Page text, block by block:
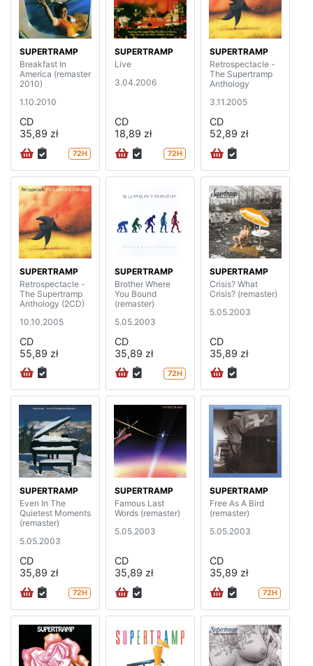
SUPERTRAMP
Breakfast In
America (remaster
2010)
1.10.2010
CD
35,89 zł
72H
SUPERTRAMP
Live
3.04.2006
CD
18,89 zł
72H
SUPERTRAMP
Retrospectacle -
The Supertramp
Anthology
3.11.2005
CD
52,89 zł
SUPERTRAMP
Retrospectacle -
The Supertramp
Anthology (2CD)
10.10.2005
CD
55,89 zł
SUPERTRAMP
Brother Where
You Bound
(remaster)
5.05.2003
CD
35,89 zł
72H
SUPERTRAMP
Crisis? What
Crisis? (remaster)
5.05.2003
CD
35,89 zł
SUPERTRAMP
Even In The
Quietest Moments
(remaster)
5.05.2003
CD
35,89 zł
72H
SUPERTRAMP
Famous Last
Words (remaster)
5.05.2003
CD
35,89 zł
SUPERTRAMP
Free As A Bird
(remaster)
5.05.2003
CD
35,89 zł
72H